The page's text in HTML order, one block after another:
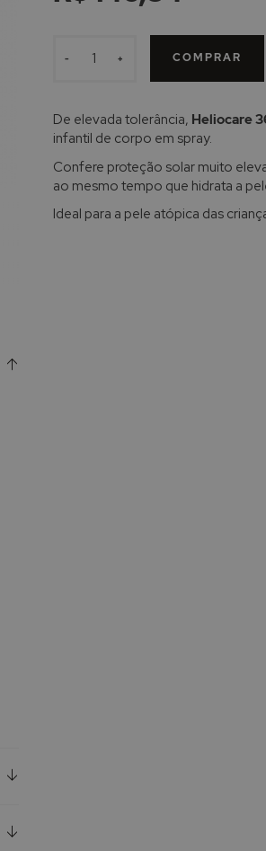
- + COMPRAR
De elevada tolerância, Heliocare
infantil de corpo em spray.
Confere proteção solar muito
ao mesmo tempo que hidrata a
Ideal para a pele atópica das